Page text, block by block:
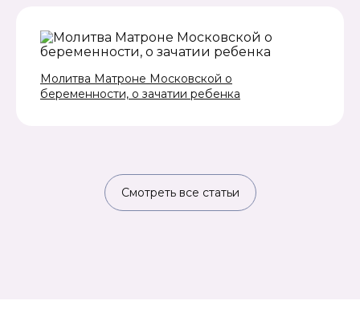
Молитва Матроне Московской о
беременности, о зачатии ребенка
Смотреть все статьи